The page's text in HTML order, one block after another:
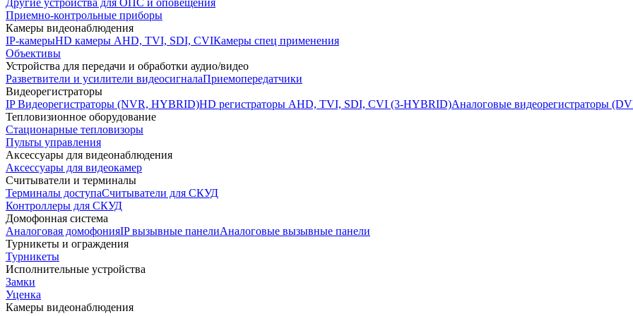
Другие устройства для ОПС и оповещения
Приемно-контрольные приборы
Камеры видеонаблюдения
IP-камерыHD камеры AHD, TVI, SDI, CVIКамеры спец применения
Объективы
Устройства для передачи и обработки аудио/видео
Разветвители и усилители видеосигналаПриемопередатчики
Видеорегистраторы
IP Видеорегистраторы (NVR, HYBRID)HD регистраторы AHD, TVI, SDI, CVI (3-HYBRID)Аналоговые видеорегистраторы
Тепловизионное оборудование
Стационарные тепловизоры
Пульты управления
Аксессуары для видеонаблюдения
Аксессуары для видеокамер
Считыватели и терминалы
Терминалы доступаСчитыватели для СКУД
Контроллеры для СКУД
Домофонная система
Аналоговая домофонияIP вызывные панелиАналоговые вызывные панели
Турникеты и ограждения
Турникеты
Исполнительные устройства
Замки
Уценка
Камеры видеонаблюдения